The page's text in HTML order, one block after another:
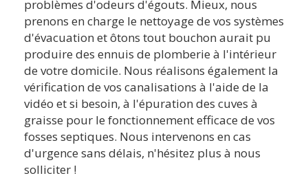
problèmes d'odeurs d'égouts. Mieux, nous
prenons en charge le nettoyage de vos systèmes
d'évacuation et ôtons tout bouchon aurait pu
produire des ennuis de plomberie à l'intérieur
de votre domicile. Nous réalisons également la
vérification de vos canalisations à l'aide de la
vidéo et si besoin, à l'épuration des cuves à
graisse pour le fonctionnement efficace de vos
fosses septiques. Nous intervenons en cas
d'urgence sans délais, n'hésitez plus à nous
solliciter !